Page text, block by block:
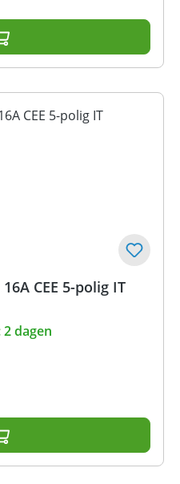
CEE 5-polig IT
dagen